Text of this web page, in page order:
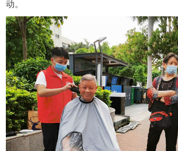
动。